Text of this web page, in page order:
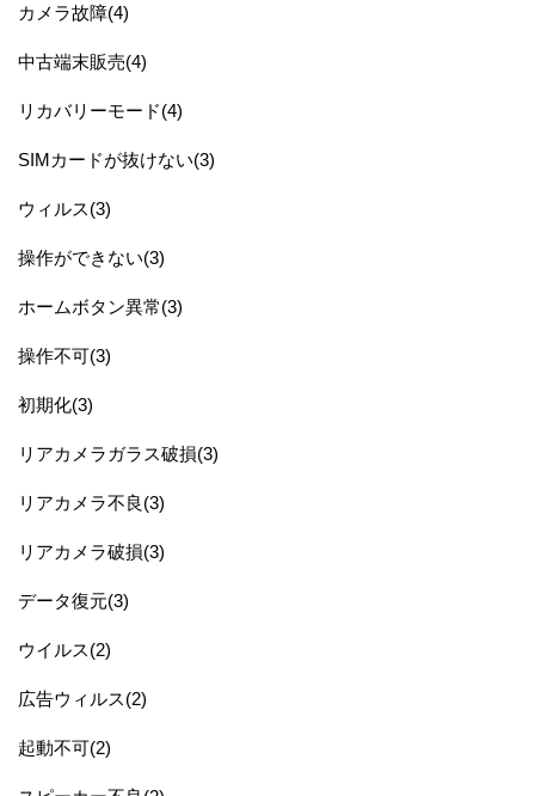
カメラ故障(4)
中古端末販売(4)
リカバリーモード(4)
SIMカードが抜けない(3)
ウィルス(3)
操作ができない(3)
ホームボタン異常(3)
操作不可(3)
初期化(3)
リアカメラガラス破損(3)
リアカメラ不良(3)
リアカメラ破損(3)
データ復元(3)
ウイルス(2)
広告ウィルス(2)
起動不可(2)